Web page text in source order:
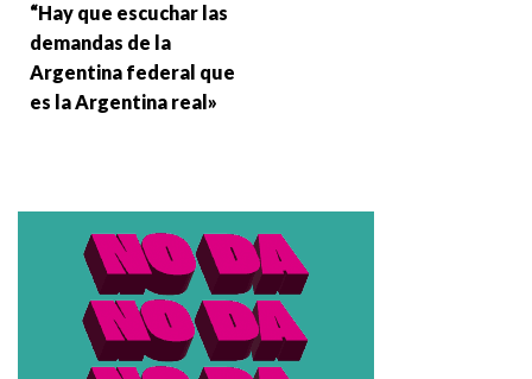
“Hay que escuchar las
demandas de la
Argentina federal que
es la Argentina real»